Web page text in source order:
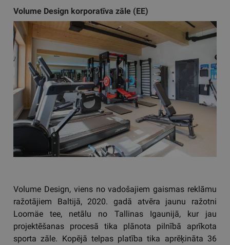
Volume Design korporatīva zāle (EE)
Volume Design, viens no vadošajiem gaismas reklāmu
ražotājiem Baltijā, 2020. gadā atvēra jaunu ražotni
Loomäe tee, netālu no Tallinas Igaunijā, kur jau
projektēšanas procesā tika plānota pilnībā aprīkota
sporta zāle. Kopējā telpas platība tika aprēķināta 36